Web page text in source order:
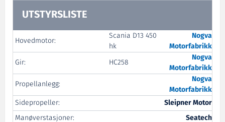
UTSTYRSLISTE
Hovedmotor:
Scania D13 450
hk
Nogva
Motorfabrikk
Gir:
HC258
Nogva
Motorfabrikk
Propellanlegg:
Nogva
Motorfabrikk
Sidepropeller:
Sleipner Motor
Manøverstasjoner:
Seatech